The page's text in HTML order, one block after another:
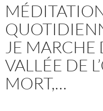
JE MARCHE
VALLÉE DE
MORT,…